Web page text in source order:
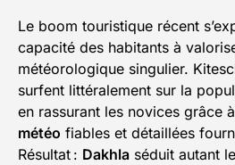
Le boom touristique récent
capacité des habitants à
météorologique singulier.
surfent littéralement sur la
en rassurant les novices grâce
météo fiables et détaillées
Résultat : Dakhla séduit autant